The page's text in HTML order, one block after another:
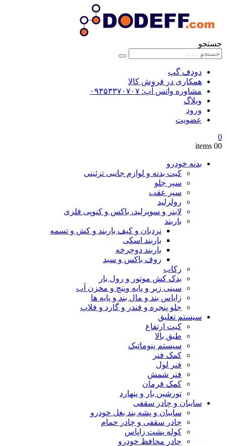
جستجو
دودف گپ
همکاری در فروش کالا
مشاوره واتس آپ: ۰۹۳۵۳۳۷۰۷۰۷
وبلاگ
ورود
عضویت
0
00 items
بدنه خودرو
کیت بدنه و لوازم جانبی تزئینی
سپر جلو
سپر عقب
رولرلید
لاینر و سوپرلید، باکس و کنوپی فلزی
باربند
نردبان و کیف باربند و کش و تسمه
باربند اسکی
باربند دوچرخه
روف باکس و سبد
رکاب
یدک کش موتور و رول بار
سینی زیر و پایه وینچ و مخزن آب
زاپاس بند و مال بند و پایه ها
جلو پنجره و فندر و گارد و فلاپ
سیستم تعلیق
کیت ارتفاع
طبق بالا
سیستم پنوماتیک
کمک فنر
فنر لول
فنر شمش
کمک فرمان
تورشین بار و پنهارد
سایبان و چادر سقفی
سایبان و پشه بند بغل خودرو
چادر سقفی و چادر حمام
کوله پشت زاپاس
چادر محافظ خودرو